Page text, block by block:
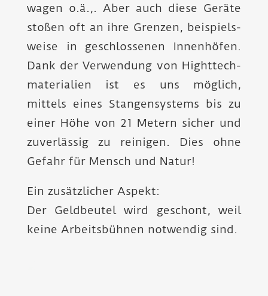
wagen o.ä.,. Aber auch diese Geräte
stoßen oft an ihre Grenzen, beispiels­
weise in geschlossenen Innen­höfen.
Dank der Verwendung von Highttech­
materialien ist es uns möglich,
mittels eines Stangen­systems bis zu
einer Höhe von 21 Metern sicher und
zuver­lässig zu reinigen. Dies ohne
Gefahr für Mensch und Natur!
Ein zusätzlicher Aspekt:
Der Geld­beutel wird geschont, weil
keine Arbeits­bühnen notwendig sind.